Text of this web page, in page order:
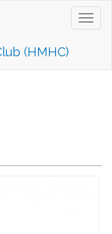
(HMHC)